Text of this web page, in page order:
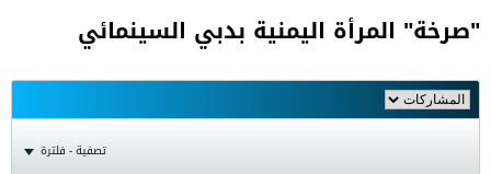
"صرخة" المرأة اليمنية بدبي السينمائي
تصفية - فلترة